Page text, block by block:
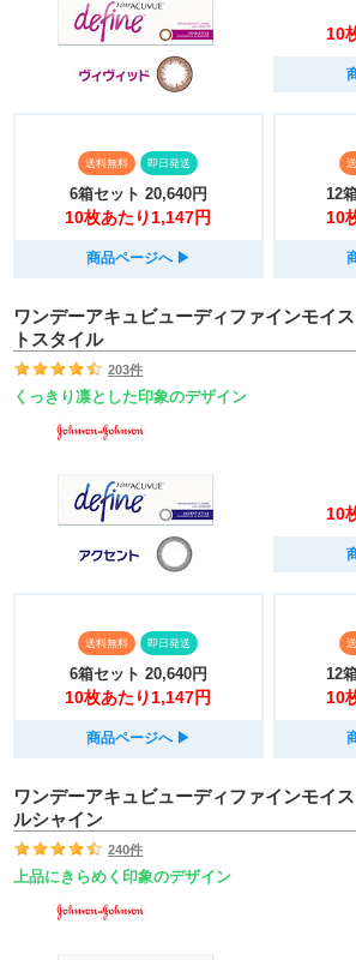
10
送料無料 即日発送
6箱セット 20,640円
10枚あたり1,147円
商品ページへ ▶︎
12
10
ワンデーアキュビューディファインモイ
トスタイル
203件
くっきり凛とした印象のデザイン
10
送料無料 即日発送
6箱セット 20,640円
10枚あたり1,147円
商品ページへ ▶︎
12
10
ワンデーアキュビューディファインモイ
ルシャイン
240件
上品にきらめく印象のデザイン